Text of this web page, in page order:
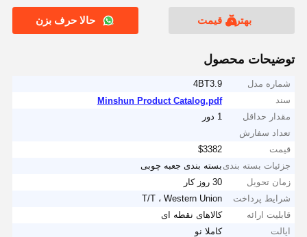
بهترین قیمت حالا حرف بزن
توضیحات محصول
شماره مدل
4BT3.9
سند
Minshun Product Catalog.pdf
مقدار حداقل
تعداد سفارش
1 دور
قیمت
$3382
جزئیات بسته بندی بسته بندی جعبه چوبی
زمان تحویل
30 روز کار
شرایط پرداخت
T/T ، Western Union
قابلیت ارائه
کالاهای نقطه ای
ایالت
کاملا نو